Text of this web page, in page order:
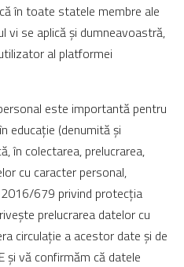
în toate statele membre ale
vi se aplică și dumneavoastră,
al platformei
este importantă pentru
educație (denumită și
în colectarea, prelucrarea,
cu caracter personal,
2016/679 privind protecția
prelucrarea datelor cu
circulație a acestor date și de
și vă confirmăm că datele